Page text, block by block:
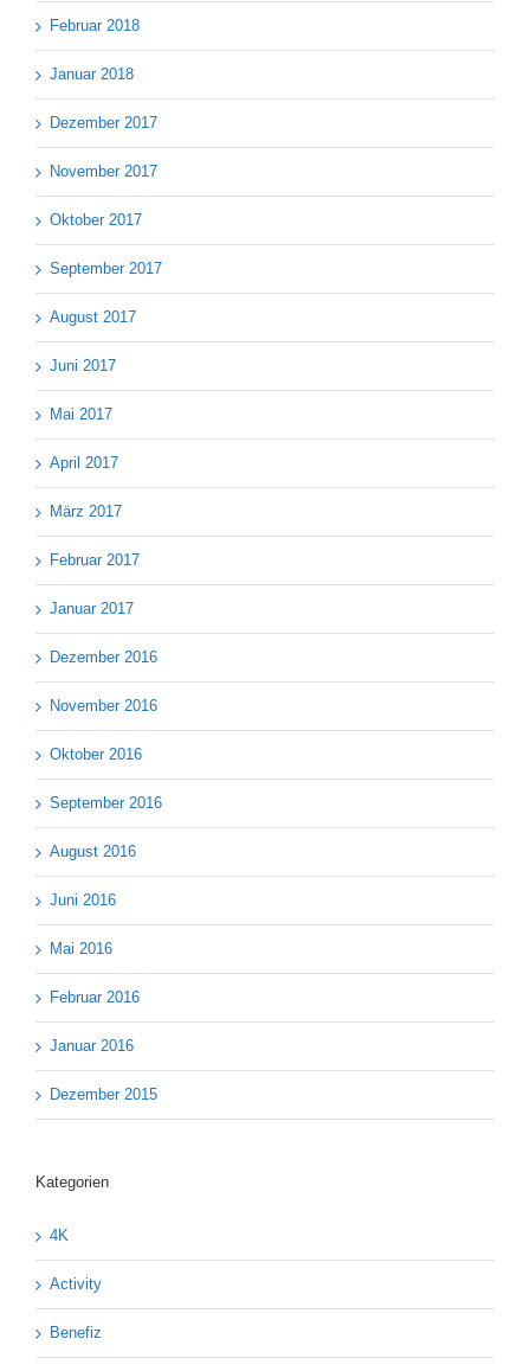
Februar 2018
Januar 2018
Dezember 2017
November 2017
Oktober 2017
September 2017
August 2017
Juni 2017
Mai 2017
April 2017
März 2017
Februar 2017
Januar 2017
Dezember 2016
November 2016
Oktober 2016
September 2016
August 2016
Juni 2016
Mai 2016
Februar 2016
Januar 2016
Dezember 2015
Kategorien
4K
Activity
Benefiz